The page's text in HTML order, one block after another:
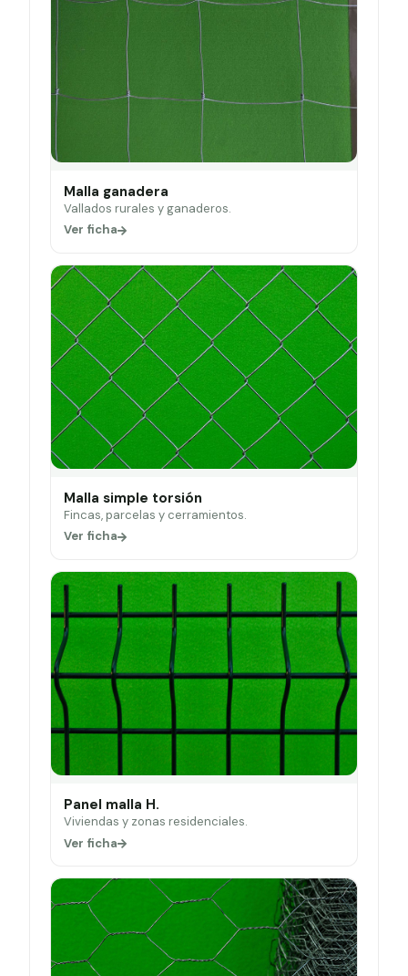
Malla ganadera
Vallados rurales y ganaderos.
Ver ficha
Malla simple torsión
Fincas, parcelas y cerramientos.
Ver ficha
Panel malla H.
Viviendas y zonas residenciales.
Ver ficha